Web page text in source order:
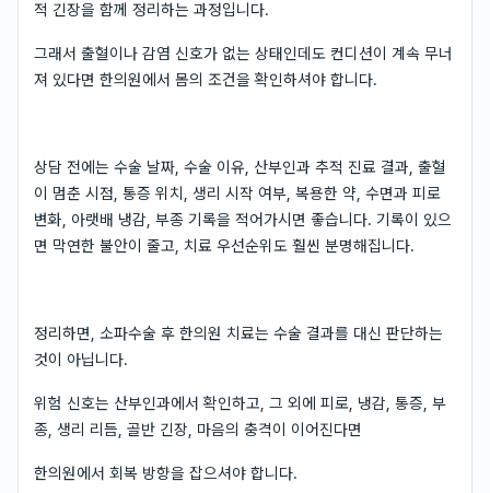
적 긴장을 함께 정리하는 과정입니다.
그래서 출혈이나 감염 신호가 없는 상태인데도 컨디션이 계속 무너
져 있다면 한의원에서 몸의 조건을 확인하셔야 합니다.
상담 전에는 수술 날짜, 수술 이유, 산부인과 추적 진료 결과, 출혈
이 멈춘 시점, 통증 위치, 생리 시작 여부, 복용한 약, 수면과 피로
변화, 아랫배 냉감, 부종 기록을 적어가시면 좋습니다. 기록이 있으
면 막연한 불안이 줄고, 치료 우선순위도 훨씬 분명해집니다.
정리하면, 소파수술 후 한의원 치료는 수술 결과를 대신 판단하는
것이 아닙니다.
위험 신호는 산부인과에서 확인하고, 그 외에 피로, 냉감, 통증, 부
종, 생리 리듬, 골반 긴장, 마음의 충격이 이어진다면
한의원에서 회복 방향을 잡으셔야 합니다.